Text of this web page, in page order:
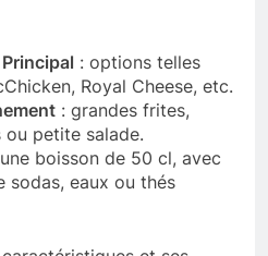
: options telles
Royal Cheese, etc.
: grandes frites,
petite salade.
boisson de 50 cl, avec
sodas, eaux ou thés